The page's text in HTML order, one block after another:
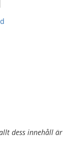
dess innehåll